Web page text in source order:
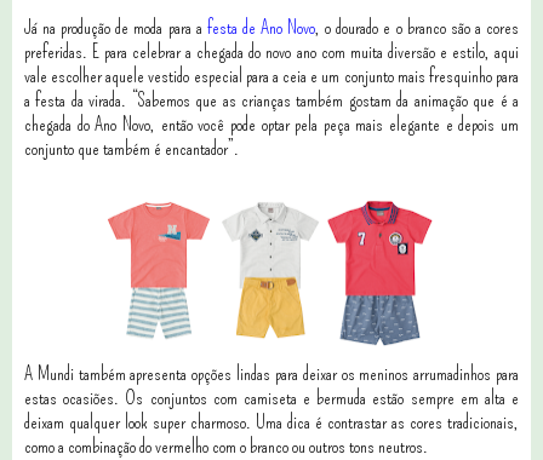
Já na produção de moda para a festa de Ano Novo, o dourado e o branco são a cores
preferidas. E para celebrar a chegada do novo ano com muita diversão e estilo, aqui
vale escolher aquele vestido especial para a ceia e um conjunto mais fresquinho para
a festa da virada. “Sabemos que as crianças também gostam da animação que é a
chegada do Ano Novo, então você pode optar pela peça mais elegante e depois um
conjunto que também é encantador”.
A Mundi também apresenta opções lindas para deixar os meninos arrumadinhos para
estas ocasiões. Os conjuntos com camiseta e bermuda estão sempre em alta e
deixam qualquer look super charmoso. Uma dica é contrastar as cores tradicionais,
como a combinação do vermelho com o branco ou outros tons neutros.